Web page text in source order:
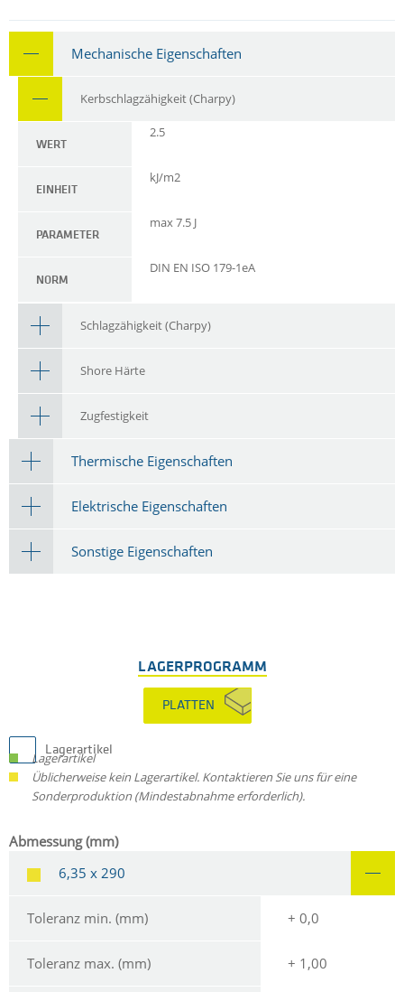
Mechanische Eigenschaften
Kerbschlagzähigkeit (Charpy)
WERT
2.5
EINHEIT
kJ/m2
PARAMETER
max 7.5 J
NORM
DIN EN ISO 179-1eA
Schlagzähigkeit (Charpy)
Shore Härte
Zugfestigkeit
Thermische Eigenschaften
Elektrische Eigenschaften
Sonstige Eigenschaften
LAGERPROGRAMM
PLATTEN
Lagerartikel
Lagerartikel
Üblicherweise kein Lagerartikel. Kontaktieren Sie uns für eine
Sonderproduktion (Mindestabnahme erforderlich).
Abmessung (mm)
6,35 x 290
Toleranz min. (mm) + 0,0
Toleranz max. (mm) + 1,00